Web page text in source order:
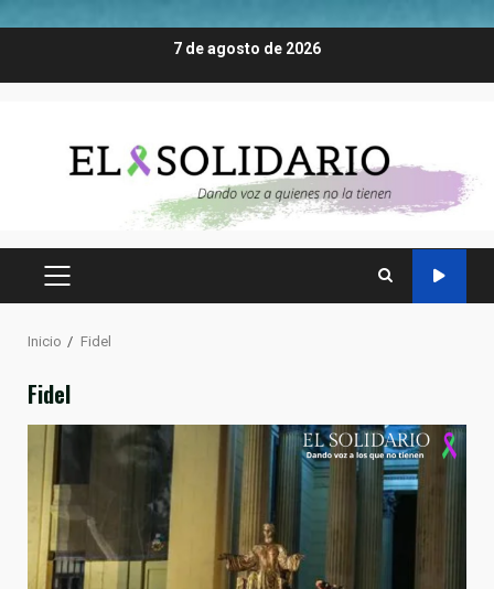
7 de agosto de 2026
MENÚ
Inicio Fidel
Fidel